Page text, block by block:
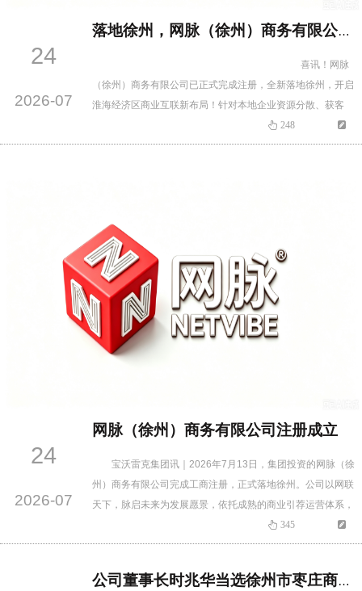
24
2026-07
落地徐州，网脉（徐州）商务有限公司注册成立
喜讯！网脉
（徐州）商务有限公司已正式完成注册，全新落地徐州，开启
淮海经济区商业互联新布局！针对本地企业资源分散、获客
难、对接难、圈层窄的痛点，网脉以数字化系统+线下实体圈层
双模式运营，专注搭建正规、可信、高质的企业家资源对接平
248
24
2026-07
网脉（徐州）商务有限公司注册成立
宝沃雷克集团讯｜2026年7月13日，集团投资的网脉（徐
州）商务有限公司完成工商注册，正式落地徐州。公司以网联
天下，脉启未来为发展愿景，依托成熟的商业引荐运营体系，
搭建本地化企业资源对接平台，致力于打通政企、商协会、中
小微企业之间的合作通道。当前区域市场内企业普遍存在信息
州）商务有限公司借鉴先进商业引荐模式，构建总部 — 区域 …
345
公司董事长时兆华当选徐州市枣庄商会副会长